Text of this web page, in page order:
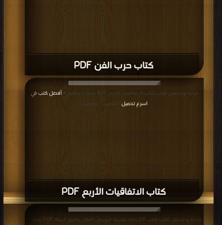
كتاب حرب الفن PDF
كتاب الاتفاقيات الأربع PDF
قراءة و تحميل كتاب كتاب الاتفاقيات الأربع PDF مجانا | مكتبة >
أفضل كتب في
اسرع تحميل
| التحميل : مرة/مرات
قراءة و تحميل كتاب كتاب 101 حيلة نفسية لترويض العقل وتغيير الحياة PDF مجانا |